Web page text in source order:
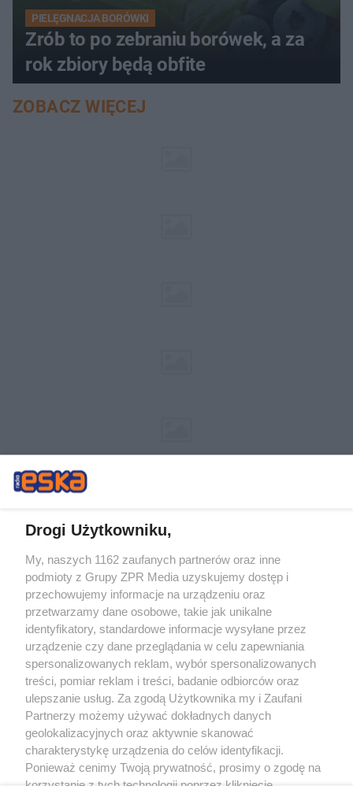
PIELĘGNACJA BORÓWKI
Zrób to po zebraniu borówek, a za
rok zbiory będą obfite
ZOBACZ WIĘCEJ
Żaden utwór zamieszczony w serwisie nie może być powielany i
rozpowszechniany lub dalej rozpowszechniany w jakikolwiek sposób (w
tym także elektroniczny lub mechaniczny) na jakimkolwiek polu
eksploatacji w jakiejkolwiek formie, włącznie z umieszczaniem w Internecie
bez pisemnej zgody właściciela praw. Jakiekolwiek użycie lub
wykorzystanie utworów w całości lub w części z naruszeniem prawa, tzn.
bez właściwej zgody, jest zabronione pod groźbą kary i może być ścigane
prawnie.
O nas
Drogi Użytkowniku,
My, naszych 1162 zaufanych partnerów oraz inne
podmioty z Grupy ZPR Media uzyskujemy dostęp i
przechowujemy informacje na urządzeniu oraz
przetwarzamy dane osobowe, takie jak unikalne
identyfikatory, standardowe informacje wysyłane przez
urządzenie czy dane przeglądania w celu zapewniania
spersonalizowanych reklam, wybór spersonalizowanych
treści, pomiar reklam i treści, badanie odbiorców oraz
ulepszanie usług. Za zgodą Użytkownika my i Zaufani
Partnerzy możemy używać dokładnych danych
geolokalizacyjnych oraz aktywnie skanować
charakterystykę urządzenia do celów identyfikacji.
Ponieważ cenimy Twoją prywatność, prosimy o zgodę na
korzystanie z tych technologii poprzez kliknięcie